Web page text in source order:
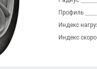
Профиль
Индекс
Индекс